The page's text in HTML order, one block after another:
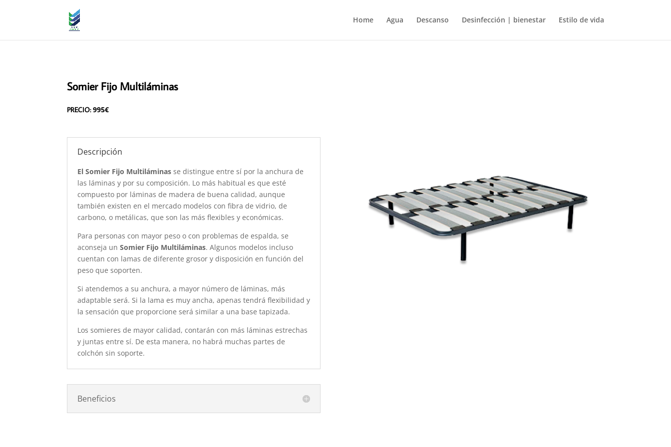
Home Agua Descanso Desinfección | bienestar Estilo de vida
Somier Fijo Multiláminas
PRECIO:995€
Descripción
El Somier Fijo Multiláminas se distingue entre sí por la anchura de
las láminas y por su composición. Lo más habitual es que esté
compuesto por láminas de madera de buena calidad, aunque
también existen en el mercado modelos con fibra de vidrio, de
carbono, o metálicas, que son las más flexibles y económicas.
Para personas con mayor peso o con problemas de espalda, se
aconseja un Somier Fijo Multiláminas. Algunos modelos incluso
cuentan con lamas de diferente grosor y disposición en función del
peso que soporten.
Si atendemos a su anchura, a mayor número de láminas, más
adaptable será. Si la lama es muy ancha, apenas tendrá flexibilidad y
la sensación que proporcione será similar a una base tapizada.
Los somieres de mayor calidad, contarán con más láminas estrechas
y juntas entre sí. De esta manera, no habrá muchas partes de
colchón sin soporte.
Beneficios